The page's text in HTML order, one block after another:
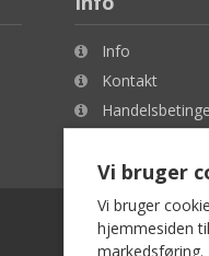
Info
Kontakt
Vi bruger
Vi bruger
hjemmesiden